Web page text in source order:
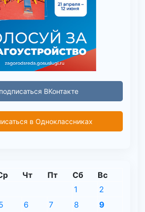
ВКонтакте
в Одноклассниках
Чт Пт Сб Вс
1
2
6 7 8
9